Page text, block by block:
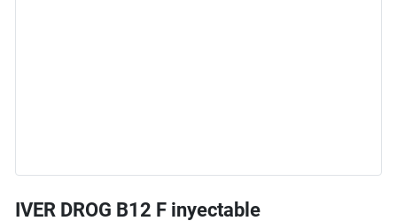
IVER DROG B12 F inyectable